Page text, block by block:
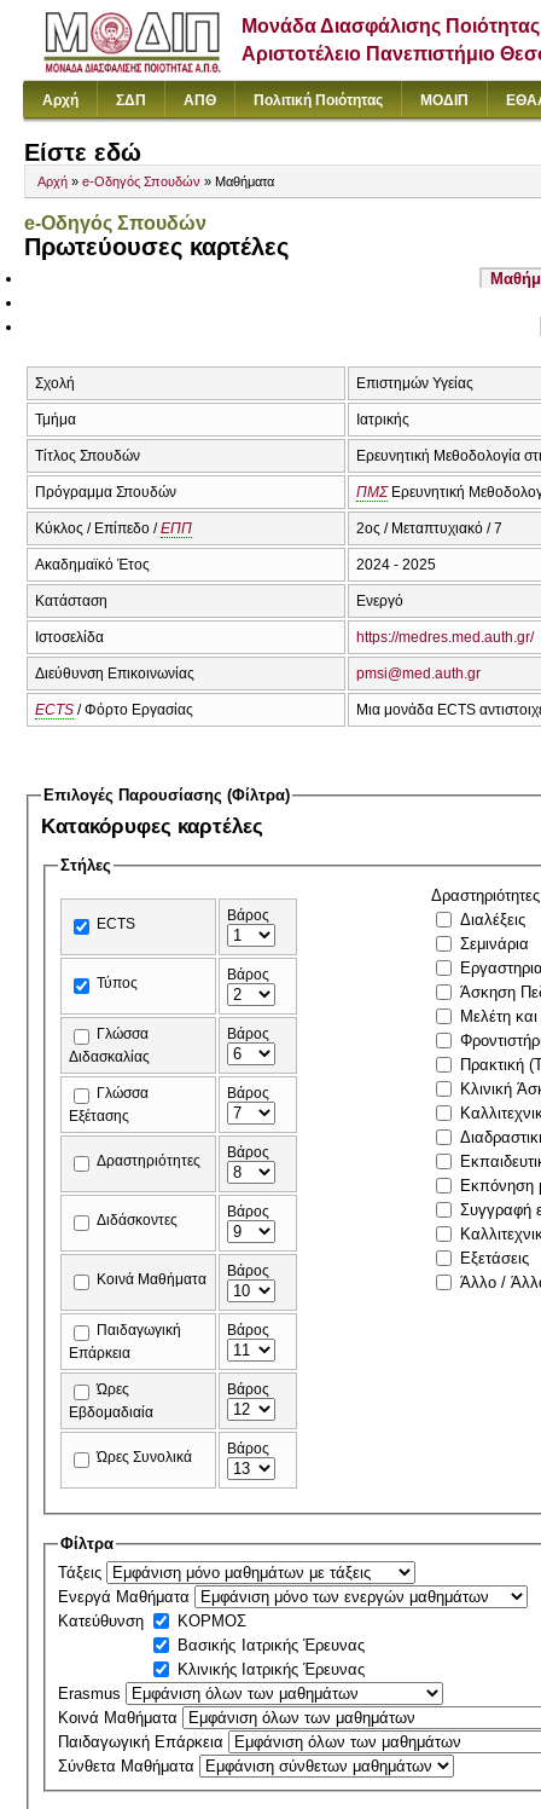
Μονάδα Διασφάλισης Ποιότητας
Αριστοτέλειο Πανεπιστήμιο
Αρχή ΣΔΠ ΑΠΘ Πολιτική Ποιότητας ΜΟΔΙΠ
Είστε εδώ
Αρχή » e-Οδηγός Σπουδών » Μαθήματα
e-Οδηγός Σπουδών
Πρωτεύουσες καρτέλες
Σχολή Επιστημών Υγείας
Τμήμα Ιατρικής
Τίτλος Σπουδών Ερευνητική Μεθοδολογία
Πρόγραμμα Σπουδών ΠΜΣΕρευνητική
Κύκλος / Επίπεδο /ΕΠΠ 2ος / Μεταπτυχιακό / 7
Ακαδημαϊκό Έτος 2024 - 2025
Κατάσταση Ενεργό
Ιστοσελίδα https://medres.med.auth.gr/
Διεύθυνση Επικοινωνίας pmsi@med.auth.gr
ECTS / Φόρτο Εργασίας Μια μονάδα ECTS
Επιλογές Παρουσίασης (Φίλτρα)
Κατακόρυφες καρτέλες
Στήλες
ECTS Βάρος
Τύπος Βάρος
Γλώσσα
Διδασκαλίας
Βάρος
Γλώσσα
Εξέτασης
Βάρος
Δραστηριότητες Βάρος
Διδάσκοντες Βάρος
Κοινά Μαθήματα Βάρος
Παιδαγωγική
Επάρκεια
Βάρος
Ώρες
Εβδομαδιαία
Βάρος
Ώρες Συνολικά Βάρος
Δραστηριότητες
Διαλέξεις
Σεμινάρια
Άσκηση
Μελέτη
Πρακτική
Κλινική
Εκπόνηση
Συγγραφή
Εξετάσεις
Άλλο /
Φίλτρα
Τάξεις
Ενεργά Μαθήματα
Κατεύθυνση
ΚΟΡΜΟΣ
Βασικής Ιατρικής Έρευνας
Κλινικής Ιατρικής Έρευνας
Erasmus
Κοινά Μαθήματα
Παιδαγωγική Επάρκεια
Σύνθετα Μαθήματα